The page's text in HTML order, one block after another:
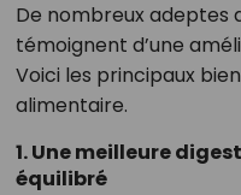
De nombreux adeptes
témoignent d’une
Voici les principaux
alimentaire.
1. Une meilleure
équilibré